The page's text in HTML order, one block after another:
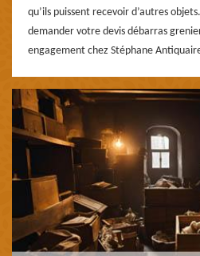
qu’ils puissent recevoir d’autres
demander votre devis débarras
engagement chez Stéphane